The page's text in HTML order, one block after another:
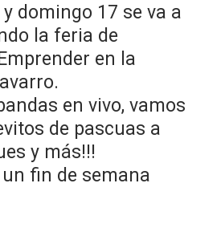
domingo 17 se va a
la feria de
en la
en vivo, vamos
de pascuas a
y más!!!
fin de semana